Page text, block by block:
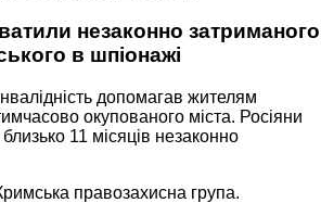
незаконно затриманого
в шпіонажі
допомагав жителям
окупованого міста. Росіяни
11 місяців незаконно
правозахисна група.